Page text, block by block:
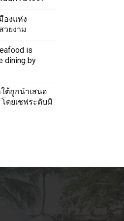
องแห่ง
วยงาม
is
dining by
ต้ถูกนำเสนอ
ดยเชฟระดับมิ